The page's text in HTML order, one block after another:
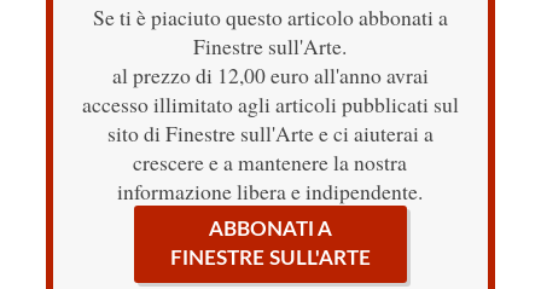
Se ti è piaciuto questo articolo abbonati a
Finestre sull'Arte.
al prezzo di 12,00 euro all'anno avrai
accesso illimitato agli articoli pubblicati sul
sito di Finestre sull'Arte e ci aiuterai a
crescere e a mantenere la nostra
informazione libera e indipendente.
ABBONATI A
FINESTRE SULL'ARTE